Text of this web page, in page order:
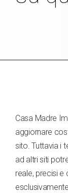
Casa Madre
aggiornare
sito. Tuttavia i
ad altri siti
reale, precisi